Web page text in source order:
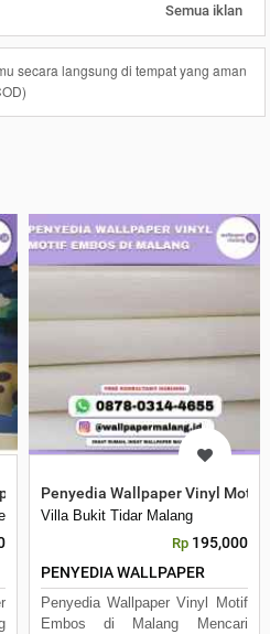
Semua iklan
secara langsung di tempat yang aman
Custom Dimalang
Kec. Lowokwaru, Kota Malang,
Penyedia Wallpaper Vinyl Motif
Villa Bukit Tidar Malang
Rp 195,000
PENYEDIA WALLPAPER
Penyedia Wallpaper Vinyl Motif
Embos di Malang Mencari